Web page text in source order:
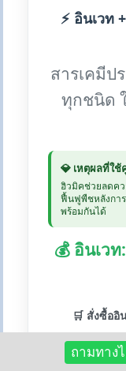
⚡ อินเวท
สารเคมีป
ทุกชนิด
💎 เหตุผลที่ใช้
ฮิวมิคช่วยลดคว
ฟื้นฟูพืชหลังกา
พร้อมกันได้
💰 อินเว
🛒 สั่งซื้ออิ
ถามทาง